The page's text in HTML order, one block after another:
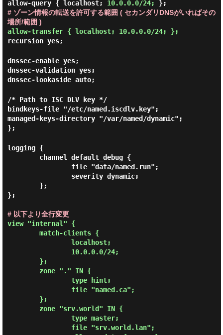
allow-query { localhost; 10.0.0.0/24; };
# ゾーン情報の転送を許可する範囲 ( セカンダリDNSがいればその
場所/範囲 )
allow-transfer { localhost; 10.0.0.0/24; };
recursion yes;
dnssec-enable yes;
dnssec-validation yes;
dnssec-lookaside auto;
/* Path to ISC DLV key */
bindkeys-file "/etc/named.iscdlv.key";
managed-keys-directory "/var/named/dynamic";
};
logging {
};
# 以下より全行変更
view "internal" {